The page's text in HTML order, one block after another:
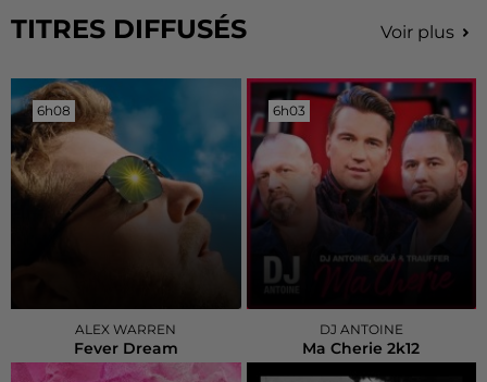
TITRES DIFFUSÉS Voir plus
6h08
6h08
ALEX WARREN
Fever Dream
6h03
6h03
DJ ANTOINE
Ma Cherie 2k12